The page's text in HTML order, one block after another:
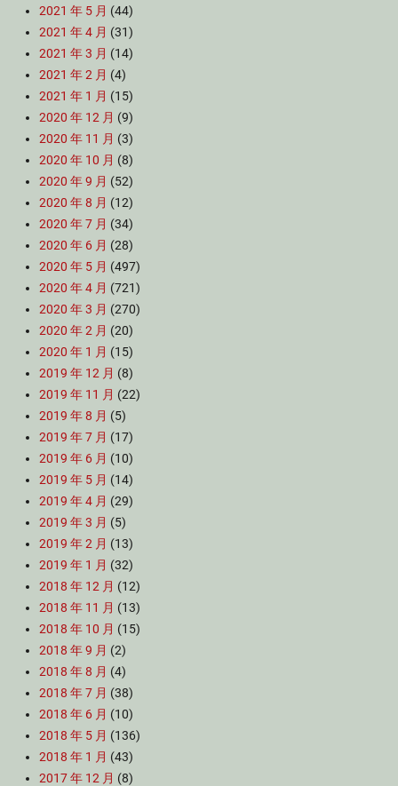
2021 年 5 月 (44)
2021 年 4 月 (31)
2021 年 3 月 (14)
2021 年 2 月 (4)
2021 年 1 月 (15)
2020 年 12 月 (9)
2020 年 11 月 (3)
2020 年 10 月 (8)
2020 年 9 月 (52)
2020 年 8 月 (12)
2020 年 7 月 (34)
2020 年 6 月 (28)
2020 年 5 月 (497)
2020 年 4 月 (721)
2020 年 3 月 (270)
2020 年 2 月 (20)
2020 年 1 月 (15)
2019 年 12 月 (8)
2019 年 11 月 (22)
2019 年 8 月 (5)
2019 年 7 月 (17)
2019 年 6 月 (10)
2019 年 5 月 (14)
2019 年 4 月 (29)
2019 年 3 月 (5)
2019 年 2 月 (13)
2019 年 1 月 (32)
2018 年 12 月 (12)
2018 年 11 月 (13)
2018 年 10 月 (15)
2018 年 9 月 (2)
2018 年 8 月 (4)
2018 年 7 月 (38)
2018 年 6 月 (10)
2018 年 5 月 (136)
2018 年 1 月 (43)
2017 年 12 月 (8)